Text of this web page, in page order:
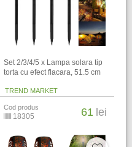
Set 2/3/4/5 x Lampa solara tip
torta cu efect flacara, 51.5 cm
TREND MARKET
Cod produs
18305 61 lei